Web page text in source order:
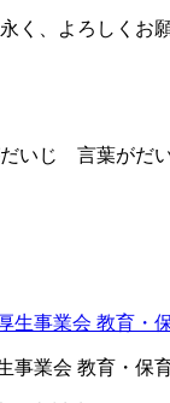
く、よろしくお
いじ 言葉がだ
事業会 教育・保